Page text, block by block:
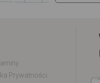
Prywatności